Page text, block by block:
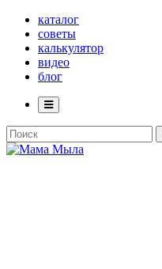
каталог
советы
калькулятор
видео
блог